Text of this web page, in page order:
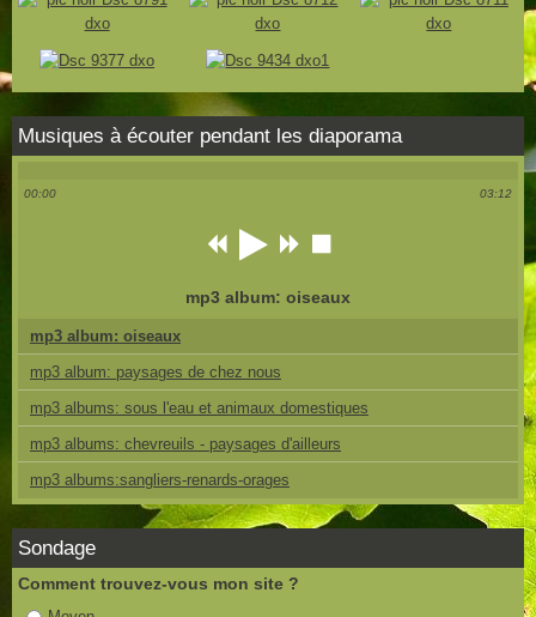
Musiques à écouter pendant les diaporama
00:00 03:12
mp3 album: oiseaux
mp3 album: oiseaux
mp3 album: paysages de chez nous
mp3 albums: sous l'eau et animaux domestiques
mp3 albums: chevreuils - paysages d'ailleurs
mp3 albums:sangliers-renards-orages
Sondage
Comment trouvez-vous mon site ?